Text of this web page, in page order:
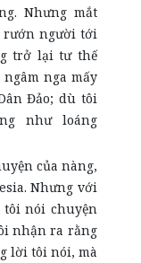
Nhưng mắt
rướn người tới
trở lại tư thế
nga mấy
Đảo; dù tôi
như loáng
của nàng,
Nhưng với
nói chuyện
nhận ra rằng
lời tôi nói, mà